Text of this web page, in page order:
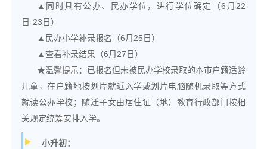
▲同时具有公办、民办学位，进行学位确定（6月22
日-23日）
▲民办小学补录报名（6月25日）
▲查看补录结果（6月27日）
★温馨提示：已报名但未被民办学校录取的本市户籍适龄
儿童，在户籍地按划片就近入学或划片电脑随机录取等方式
就读公办学校；随迁子女由居住证（地）教育行政部门按相
关规定统筹安排入学。
小升初：